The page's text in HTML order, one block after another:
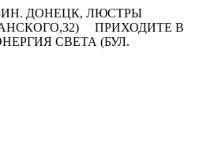
ДОНЕЦК, ЛЮСТРЫ
ПРИХОДИТЕ В
СВЕТА (БУЛ.